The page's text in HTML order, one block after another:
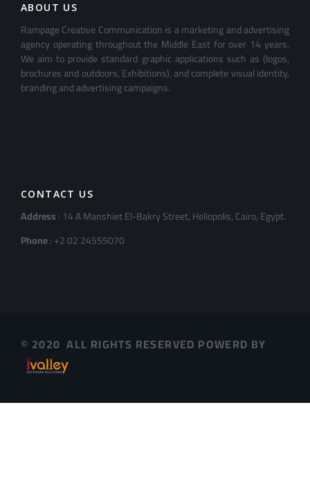
ABOUT US
Rampage Creative Communication is a marketing and advertising
agency operating throughout the Middle East for over 14 years.
We aim to provide standard graphic applications such as (logos,
brochures and outdoors, Exhibitions), and complete visual identity,
branding and advertising campaigns.
CONTACT US
Address: 14 A Manshiet El-Bakry Street, Heliopolis, Cairo, Egypt.
Phone: +2 02 24555070
© 2020 ALL RIGHTS RESERVED POWERD BY